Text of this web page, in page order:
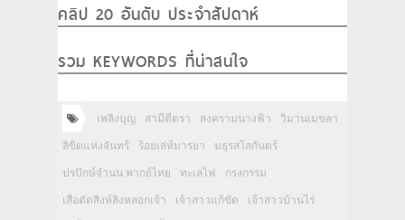
คลิป 20 อันดับ ประจำสัปดาห์
รวม KEYWORDS ที่น่าสนใจ
เพลิงบุญ สามีตีตรา สงครามนางฟ้า วิมานเมขลา
ลิขิตแห่งจันทร์ ร้อยเล่ห์มารยา มธุรสโลกันตร์
ปรปักษ์จำนน พากย์ไทย ทะเลไฟ กรงกรรม
เสือตัดสิงห์ลิงหลอกเจ้า เจ้าสาวแก้ขัด เจ้าสาวบ้านไร่